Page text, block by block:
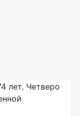
лет. Четверо